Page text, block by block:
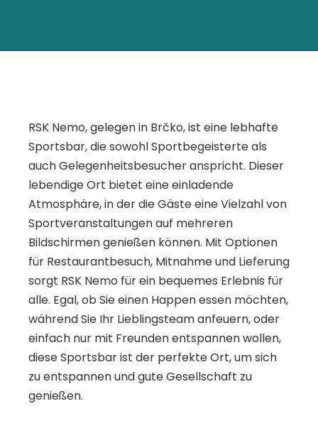
RSK Nemo, gelegen in Brčko, ist eine lebhafte
Sportsbar, die sowohl Sportbegeisterte als
auch Gelegenheitsbesucher anspricht. Dieser
lebendige Ort bietet eine einladende
Atmosphäre, in der die Gäste eine Vielzahl von
Sportveranstaltungen auf mehreren
Bildschirmen genießen können. Mit Optionen
für Restaurantbesuch, Mitnahme und Lieferung
sorgt RSK Nemo für ein bequemes Erlebnis für
alle. Egal, ob Sie einen Happen essen möchten,
während Sie Ihr Lieblingsteam anfeuern, oder
einfach nur mit Freunden entspannen wollen,
diese Sportsbar ist der perfekte Ort, um sich
zu entspannen und gute Gesellschaft zu
genießen.